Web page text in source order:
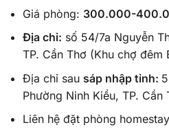
Giá phòng: 300.000-
Địa chỉ: số 54/7a Nguyễn
TP. Cần Thơ (Khu chợ đêm
Địa chỉ sau sáp nhập tỉnh:
Phường Ninh Kiều, TP. Cần
Liên hệ đặt phòng